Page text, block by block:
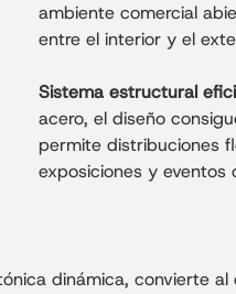
ambiente comercial
entre el interior y el
Sistema estructural
acero, el diseño
permite distribuciones
exposiciones y eventos
dinámica, convierte